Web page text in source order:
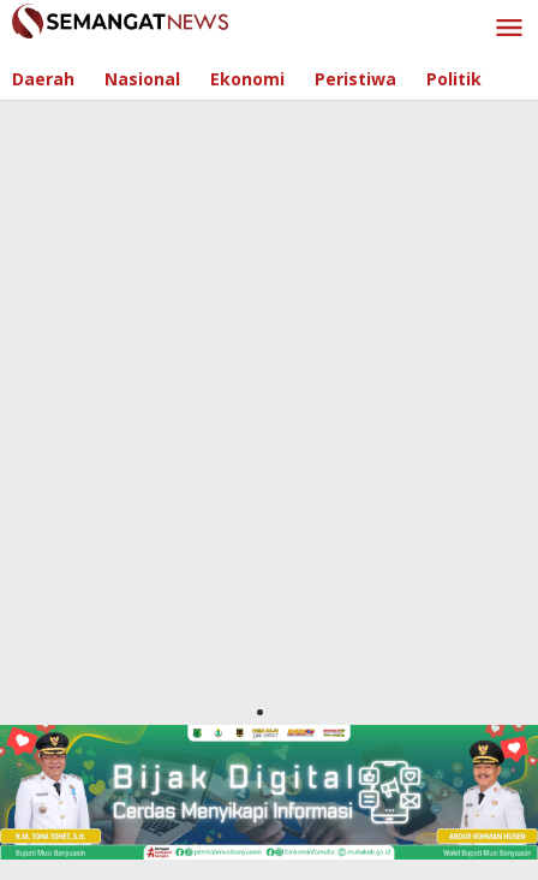
Skip
to
Daerah Nasional Ekonomi Peristiwa Politik